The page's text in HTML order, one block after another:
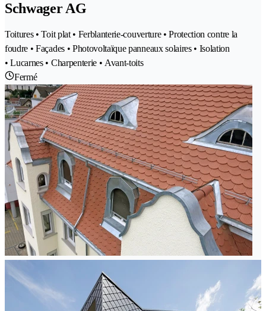
Schwager AG
Toitures • Toit plat • Ferblanterie-couverture • Protection contre la
foudre • Façades • Photovoltaïque panneaux solaires • Isolation
• Lucarnes • Charpenterie • Avant-toits
Fermé